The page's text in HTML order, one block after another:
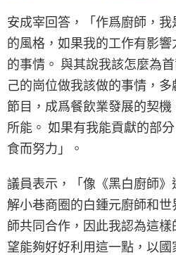
安成宰回答，「作爲廚師，
的風格，如果我的工作有影
的事情。 與其說我該怎麼為
己的崗位做我該做的事情，
節目，成爲餐飲業發展的契
所能。 如果有我能貢獻的部
食而努力」。
議員表示，「像《黑白廚師
解小巷商圈的白鍾元廚師和
師共同合作，因此我認為這
望能夠好好利用這一點，以